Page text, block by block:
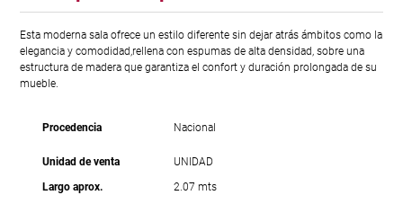
Esta moderna sala ofrece un estilo diferente sin dejar atrás ámbitos como la
elegancia y comodidad,rellena con espumas de alta densidad, sobre una
estructura de madera que garantiza el confort y duración prolongada de su
mueble.
Procedencia Nacional
Unidad de venta
UNIDAD
Largo aprox.
2.07 mts